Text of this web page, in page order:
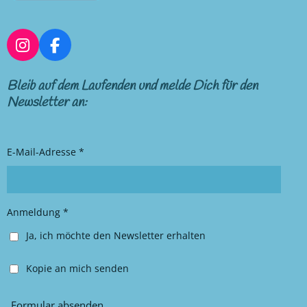
I
n
s
t
a
a
F
a
c
e
b
k
Bleib auf dem Laufenden und melde Dich für den
Newsletter an:
E-Mail-Adresse *
Anmeldung *
Ja, ich möchte den Newsletter erhalten
Kopie an mich senden